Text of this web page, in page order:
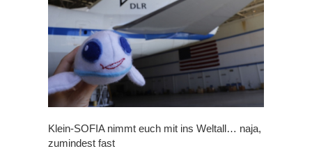
Klein-SOFIA nimmt euch mit ins Weltall… naja,
zumindest fast